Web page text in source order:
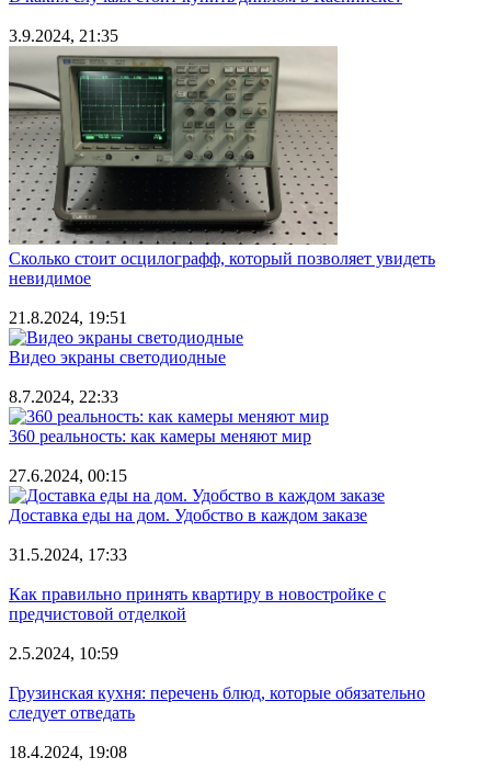
3.9.2024, 21:35
Сколько стоит осцилографф, который позволяет увидеть
невидимое
21.8.2024, 19:51
Видео экраны светодиодные
8.7.2024, 22:33
360 реальность: как камеры меняют мир
27.6.2024, 00:15
Доставка еды на дом. Удобство в каждом заказе
31.5.2024, 17:33
Как правильно принять квартиру в новостройке с
предчистовой отделкой
2.5.2024, 10:59
Грузинская кухня: перечень блюд, которые обязательно
следует отведать
18.4.2024, 19:08